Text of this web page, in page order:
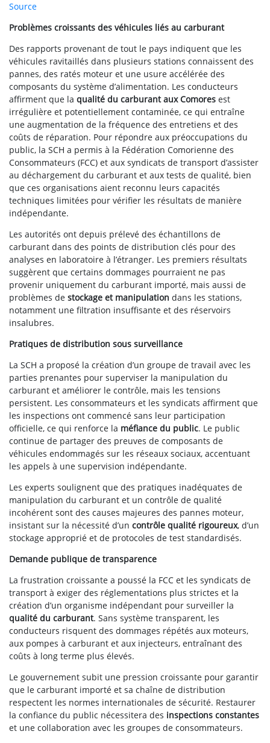
Source
Problèmes croissants des véhicules liés au carburant
Des rapports provenant de tout le pays indiquent que les
véhicules ravitaillés dans plusieurs stations connaissent des
pannes, des ratés moteur et une usure accélérée des
composants du système d’alimentation. Les conducteurs
affirment que la qualité du carburant aux Comores est
irrégulière et potentiellement contaminée, ce qui entraîne
une augmentation de la fréquence des entretiens et des
coûts de réparation. Pour répondre aux préoccupations du
public, la SCH a permis à la Fédération Comorienne des
Consommateurs (FCC) et aux syndicats de transport d’assister
au déchargement du carburant et aux tests de qualité, bien
que ces organisations aient reconnu leurs capacités
techniques limitées pour vérifier les résultats de manière
indépendante.
Les autorités ont depuis prélevé des échantillons de
carburant dans des points de distribution clés pour des
analyses en laboratoire à l’étranger. Les premiers résultats
suggèrent que certains dommages pourraient ne pas
provenir uniquement du carburant importé, mais aussi de
problèmes de stockage et manipulation dans les stations,
notamment une filtration insuffisante et des réservoirs
insalubres.
Pratiques de distribution sous surveillance
La SCH a proposé la création d’un groupe de travail avec les
parties prenantes pour superviser la manipulation du
carburant et améliorer le contrôle, mais les tensions
persistent. Les consommateurs et les syndicats affirment que
les inspections ont commencé sans leur participation
officielle, ce qui renforce la méfiance du public. Le public
continue de partager des preuves de composants de
véhicules endommagés sur les réseaux sociaux, accentuant
les appels à une supervision indépendante.
Les experts soulignent que des pratiques inadéquates de
manipulation du carburant et un contrôle de qualité
incohérent sont des causes majeures des pannes moteur,
insistant sur la nécessité d’un contrôle qualité rigoureux, d’un
stockage approprié et de protocoles de test standardisés.
Demande publique de transparence
La frustration croissante a poussé la FCC et les syndicats de
transport à exiger des réglementations plus strictes et la
création d’un organisme indépendant pour surveiller la
qualité du carburant. Sans système transparent, les
conducteurs risquent des dommages répétés aux moteurs,
aux pompes à carburant et aux injecteurs, entraînant des
coûts à long terme plus élevés.
Le gouvernement subit une pression croissante pour garantir
que le carburant importé et sa chaîne de distribution
respectent les normes internationales de sécurité. Restaurer
la confiance du public nécessitera des inspections constantes
et une collaboration avec les groupes de consommateurs.